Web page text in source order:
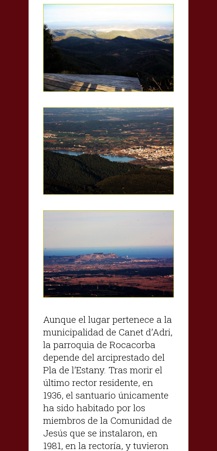
Aunque el lugar pertenece a la
municipalidad de Canet d’Adri,
la parroquia de Rocacorba
depende del arciprestado del
Pla de l’Estany. Tras morir el
último rector residente, en
1936, el santuario únicamente
ha sido habitado por los
miembros de la Comunidad de
Jesús que se instalaron, en
1981, en la rectoría, y tuvieron